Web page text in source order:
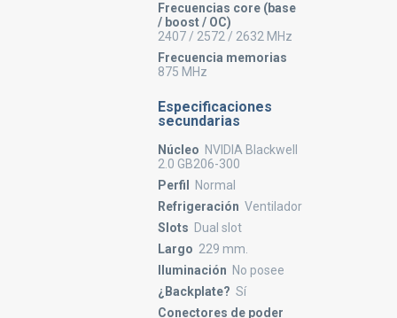
Frecuencias core (base
/ boost / OC)
2407 / 2572 / 2632 MHz
Frecuencia memorias
875 MHz
Especificaciones
secundarias
Núcleo NVIDIA Blackwell
2.0 GB206-300
Perfil
Normal
Refrigeración Ventilador
Slots Dual slot
Largo 229 mm.
Iluminación No posee
¿Backplate? Sí
Conectores de poder